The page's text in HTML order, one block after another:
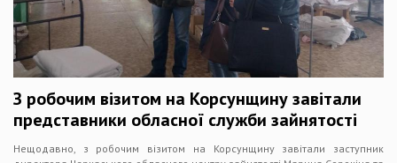
З робочим візитом на Корсунщину завітали
представники обласної служби зайнятості
Нещодавно, з робочим візитом на Корсунщину завітали заступник